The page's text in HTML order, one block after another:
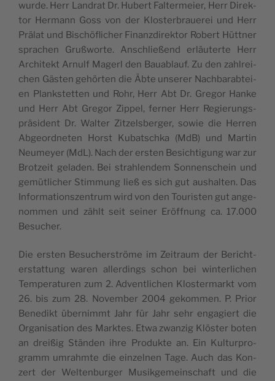
wur­de. Herr Land­rat Dr. Hubert Fal­ter­mei­er, Herr Direk­
tor Her­mann Goss von der Klos­ter­braue­rei und Herr
Prä­lat und Bischöf­li­cher Finanz­di­rek­tor Robert Hütt­ner
spra­chen Gruß­wor­te. Anschlie­ßend erläu­ter­te Herr
Archi­tekt Arnulf Magerl den Bau­ab­lauf. Zu den zahl­rei­
chen Gäs­ten gehör­ten die Äbte unse­rer Nach­bar­ab­tei­
en Plank­stet­ten und Rohr, Herr Abt Dr. Gre­gor Han­ke
und Herr Abt Gre­gor Zip­pel, fer­ner Herr Regie­rungs­
prä­si­dent Dr. Wal­ter Zit­zels­ber­ger, sowie die Her­ren
Abge­ord­ne­ten Horst Kubatsch­ka (MdB) und Mar­tin
Neu­mey­er (MdL). Nach der ers­ten Besich­ti­gung war zur
Brot­zeit gela­den. Bei strah­len­dem Son­nen­schein und
gemüt­li­cher Stim­mung ließ es sich gut aus­hal­ten. Das
Infor­ma­ti­ons­zen­trum wird von den Tou­ris­ten gut ange­
nom­men und zählt seit sei­ner Eröff­nung ca. 17.000
Besucher.
Die ers­ten Besu­cher­strö­me im Zeit­raum der Bericht­
erstat­tung waren aller­dings schon bei win­ter­li­chen
Tem­pe­ra­tu­ren zum 2. Advent­li­chen Klos­ter­markt vom
26. bis zum 28. Novem­ber 2004 gekom­men. P. Pri­or
Bene­dikt über­nimmt Jahr für Jahr sehr enga­giert die
Orga­ni­sa­ti­on des Mark­tes. Etwa zwan­zig Klös­ter boten
an drei­ßig Stän­den ihre Pro­duk­te an. Ein Kul­tur­pro­
gramm umrahm­te die ein­zel­nen Tage. Auch das Kon­
zert der Wel­ten­bur­ger Musik­ge­mein­schaft und die